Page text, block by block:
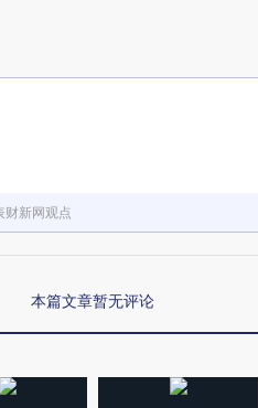
财新网观点
本篇文章暂无评论